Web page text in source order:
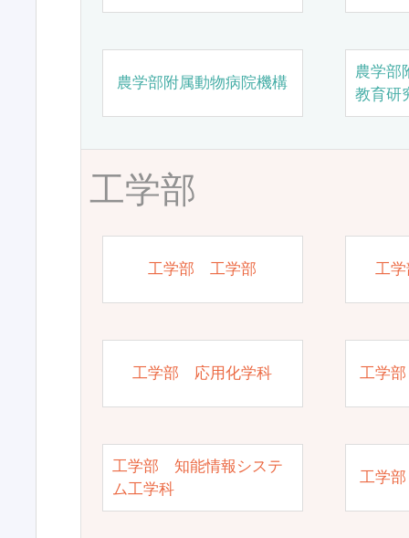
農学部附属動物病院機構
農学部
教育研
工学部
工学部 工学部 工
工学部 応用化学科 工学
工学部 知能情報システ
ム工学科
工学